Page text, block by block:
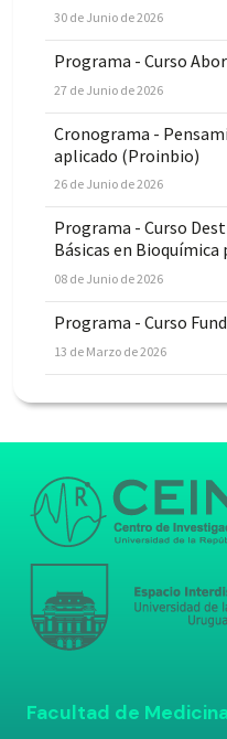
30 de Junio de 2026
Programa - Curso
27 de Junio de 2026
Cronograma -
aplicado (Proinbio)
26 de Junio de 2026
Programa - Curso
Básicas en Bioquímica
08 de Junio de 2026
Programa - Curso
13 de Marzo de 2026
Facultad de